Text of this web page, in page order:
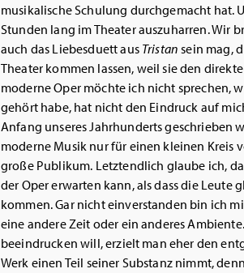
musikalische Schulung durchgemacht hat.
Stunden lang im Theater auszuharren. Wir
auch das Liebesduett aus Tristan sein mag,
Theater kommen lassen, weil sie den
moderne Oper möchte ich nicht sprechen,
gehört habe, hat nicht den Eindruck auf
Anfang unseres Jahrhunderts geschrieben
moderne Musik nur für einen kleinen Kreis
große Publikum. Letztendlich glaube ich,
der Oper erwarten kann, als dass die
kommen. Gar nicht einverstanden bin ich
eine andere Zeit oder ein anderes
beeindrucken will, erzielt man eher den
Werk einen Teil seiner Substanz nimmt,